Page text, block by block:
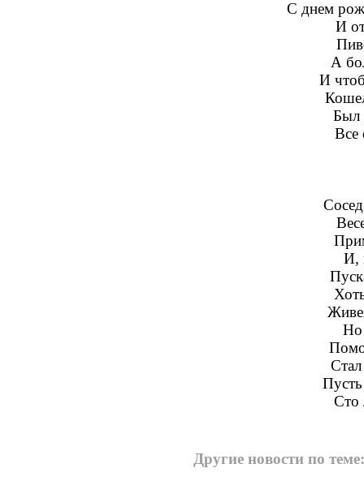
С днем
И
А
И
Был
Все
И,
Но
Пусть
Сто
Другие новости по теме: